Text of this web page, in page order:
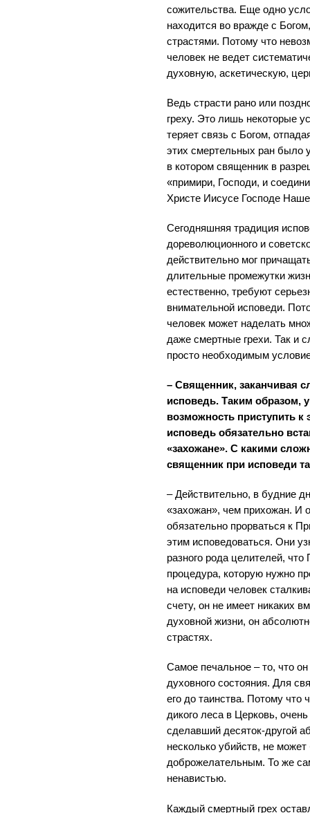
сожительства. Еще одно
находится во вражде с
страстями. Потому что
человек не ведет
духовную, аскетическую,
Ведь страсти рано или
греху. Это лишь некоторые
теряет связь с Богом,
этих смертельных ран было
в котором священник в
«примири, Господи, и
Христе Иисусе Господе
Сегодняшняя традиция
дореволюционного и
действительно мог
длительные промежутки
естественно, требуют
внимательной исповеди.
человек может наделать
даже смертные грехи. Так и
просто необходимым
– Священник, заканчивая
исповедь. Таким образом,
возможность приступить к
исповедь обязательно
«захожане». С какими
священник при исповеди
– Действительно, в будние
«захожан», чем прихожан. И
обязательно прорваться к
этим исповедоваться. Они
разного рода целителей,
процедура, которую нужно
на исповеди человек
счету, он не имеет никаких
духовной жизни, он
страстях.
Самое печальное – то, что
духовного состояния. Для
его до таинства. Потому что
дикого леса в Церковь,
сделавший десяток-другой
несколько убийств, не
доброжелательным. То же
ненавистью.
Каждый смертный грех